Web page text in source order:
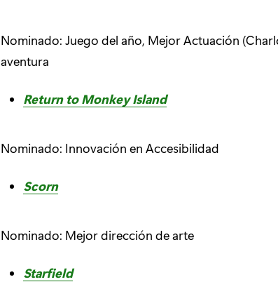
Nominado: Juego del año, Mejor Actuación
aventura
Return to Monkey Island
Nominado: Innovación en Accesibilidad
Scorn
Nominado: Mejor dirección de arte
Starfield